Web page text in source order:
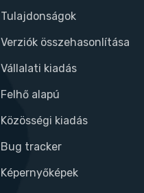
Tulajdonságok
Verziók összehasonlítása
Vállalati kiadás
Felhő alapú
Közösségi kiadás
Bug tracker
Képernyőképek